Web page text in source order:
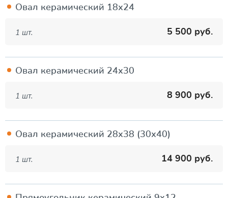
Овал керамический 18х24
1 шт. 5 500 руб.
Овал керамический 24х30
1 шт. 8 900 руб.
Овал керамический 28х38 (30х40)
1 шт. 14 900 руб.